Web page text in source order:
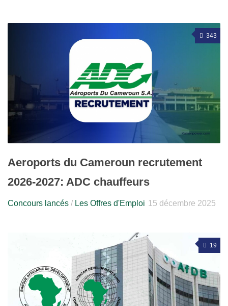
343
Aeroports du Cameroun recrutement
2026-2027: ADC chauffeurs
Concours lancés / Les Offres d'Emploi 15 décembre 2025
19